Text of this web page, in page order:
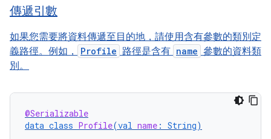
傳遞引數
如果您需要將資料傳遞至目的地，請使用含有參數的類別定
義路徑。例如，
Profile 路徑是含有 name 參數的資料類
別。
@Serializable
data class Profile(val name : String)